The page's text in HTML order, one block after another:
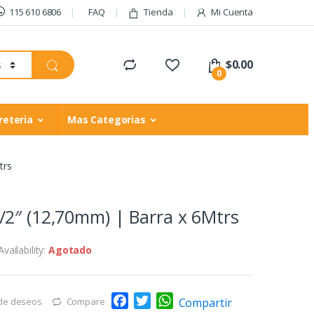
115 610 6806 FAQ Tienda Mi Cuenta
0
$0.00
Mas Categorias
(12,70mm) | Barra x 6Mtrs
Agotado
deseos Compare
W
Compartir